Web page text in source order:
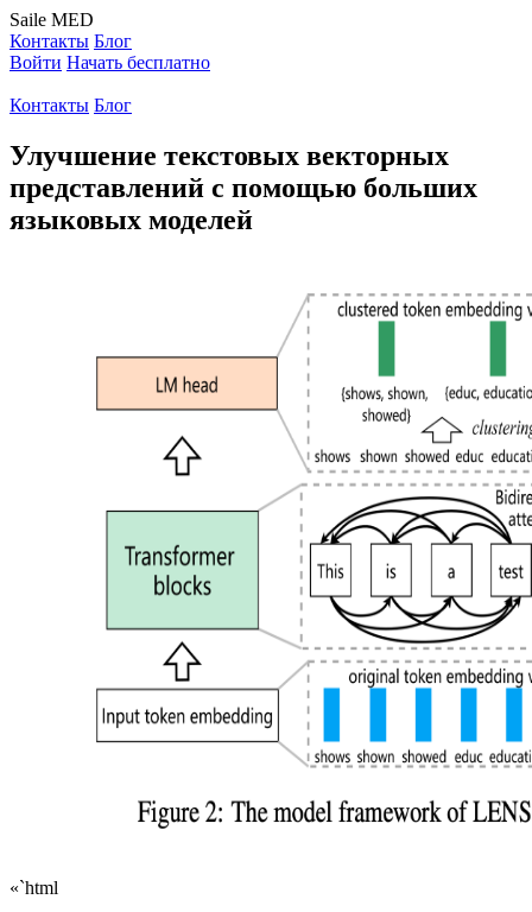
Saile MED
Контакты Блог
Войти Начать бесплатно
Контакты Блог
Улучшение текстовых векторных
представлений с помощью больших
языковых моделей
«`html